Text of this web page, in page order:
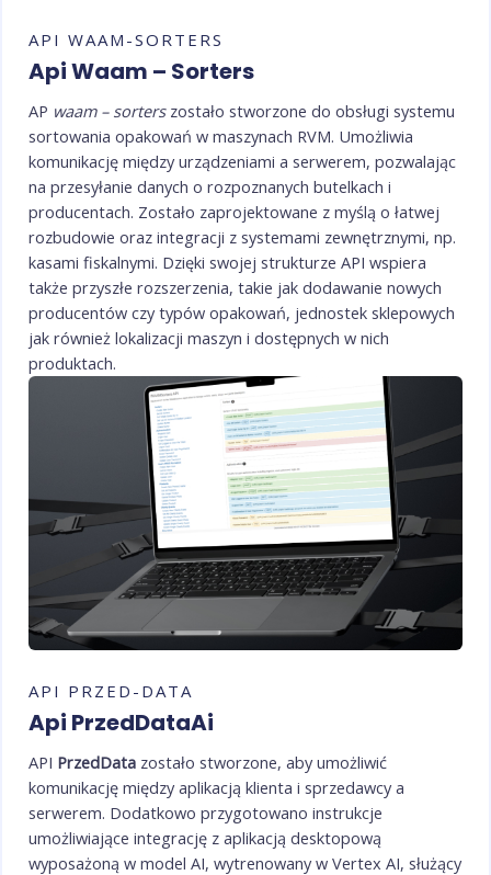
API WAAM-SORTERS
Api Waam – Sorters
AP waam – sorters zostało stworzone do obsługi systemu
sortowania opakowań w maszynach RVM. Umożliwia
komunikację między urządzeniami a serwerem, pozwalając
na przesyłanie danych o rozpoznanych butelkach i
producentach. Zostało zaprojektowane z myślą o łatwej
rozbudowie oraz integracji z systemami zewnętrznymi, np.
kasami fiskalnymi. Dzięki swojej strukturze API wspiera
także przyszłe rozszerzenia, takie jak dodawanie nowych
producentów czy typów opakowań, jednostek sklepowych
jak również lokalizacji maszyn i dostępnych w nich
produktach.
API PRZED-DATA
Api PrzedDataAi
API PrzedData zostało stworzone, aby umożliwić
komunikację między aplikacją klienta i sprzedawcy a
serwerem. Dodatkowo przygotowano instrukcje
umożliwiające integrację z aplikacją desktopową
wyposażoną w model AI, wytrenowany w Vertex AI, służący